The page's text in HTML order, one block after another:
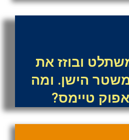
ובוזז את
הישן. ומה
טיימס?